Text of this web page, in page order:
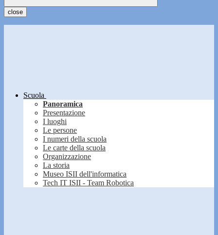
close
Scuola
Panoramica
Presentazione
I luoghi
Le persone
I numeri della scuola
Le carte della scuola
Organizzazione
La storia
Museo ISII dell'informatica
Tech IT ISII - Team Robotica